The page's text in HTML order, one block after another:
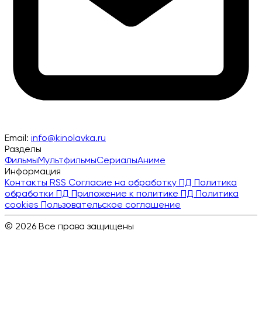
Email: info@kinolavka.ru
Разделы
ФильмыМультфильмыСериалыАниме
Информация
Контакты RSS Согласие на обработку ПД Политика
обработки ПД Приложение к политике ПД Политика
cookies Пользовательское соглашение
© 2026 Все права защищены